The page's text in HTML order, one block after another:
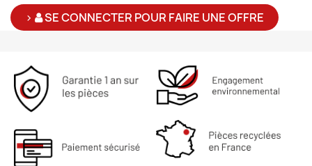
> SE CONNECTER POUR FAIRE UNE OFFRE